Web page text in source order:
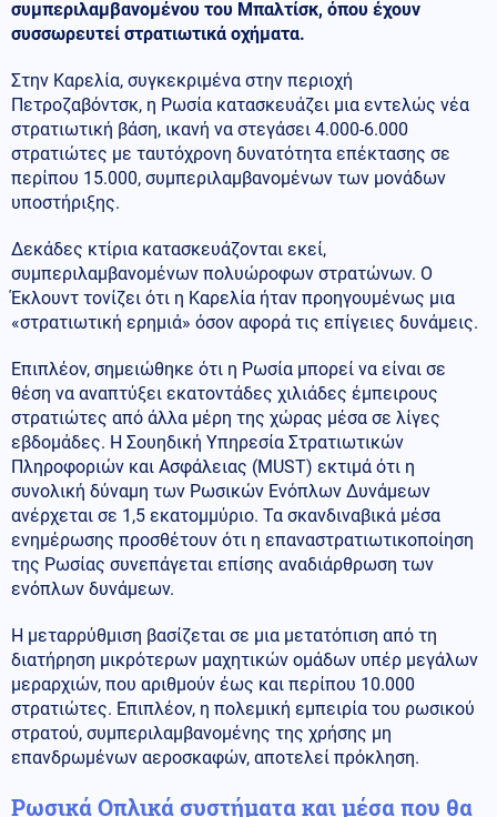
συμπεριλαμβανομένου του Μπαλτίσκ, όπου έχουν
συσσωρευτεί στρατιωτικά οχήματα.
Στην Καρελία, συγκεκριμένα στην περιοχή
Πετροζαβόντσκ, η Ρωσία κατασκευάζει μια εντελώς νέα
στρατιωτική βάση, ικανή να στεγάσει 4.000-6.000
στρατιώτες με ταυτόχρονη δυνατότητα επέκτασης σε
περίπου 15.000, συμπεριλαμβανομένων των μονάδων
υποστήριξης.
Δεκάδες κτίρια κατασκευάζονται εκεί,
συμπεριλαμβανομένων πολυώροφων στρατώνων. Ο
Έκλουντ τονίζει ότι η Καρελία ήταν προηγουμένως μια
«στρατιωτική ερημιά» όσον αφορά τις επίγειες δυνάμεις.
Επιπλέον, σημειώθηκε ότι η Ρωσία μπορεί να είναι σε
θέση να αναπτύξει εκατοντάδες χιλιάδες έμπειρους
στρατιώτες από άλλα μέρη της χώρας μέσα σε λίγες
εβδομάδες. Η Σουηδική Υπηρεσία Στρατιωτικών
Πληροφοριών και Ασφάλειας (MUST) εκτιμά ότι η
συνολική δύναμη των Ρωσικών Ενόπλων Δυνάμεων
ανέρχεται σε 1,5 εκατομμύριο. Τα σκανδιναβικά μέσα
ενημέρωσης προσθέτουν ότι η επαναστρατιωτικοποίηση
της Ρωσίας συνεπάγεται επίσης αναδιάρθρωση των
ενόπλων δυνάμεων.
Η μεταρρύθμιση βασίζεται σε μια μετατόπιση από τη
διατήρηση μικρότερων μαχητικών ομάδων υπέρ μεγάλων
μεραρχιών, που αριθμούν έως και περίπου 10.000
στρατιώτες. Επιπλέον, η πολεμική εμπειρία του ρωσικού
στρατού, συμπεριλαμβανομένης της χρήσης μη
επανδρωμένων αεροσκαφών, αποτελεί πρόκληση.
Ρωσικά Οπλικά συστήματα και μέσα που θα